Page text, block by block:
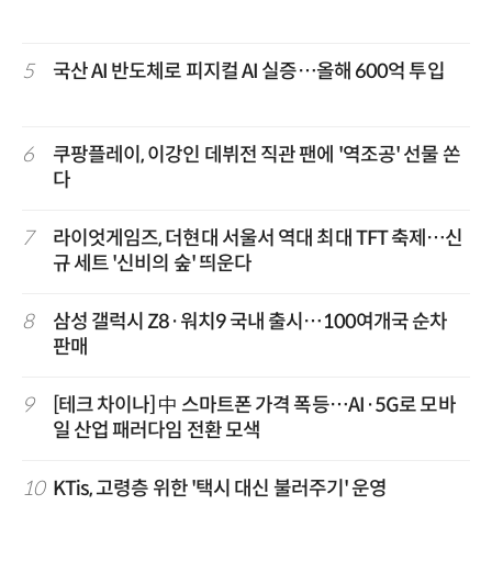
5 국산 AI 반도체로 피지컬 AI 실증…올해 600억 투입
6
쿠팡플레이, 이강인 데뷔전 직관 팬에 '역조공' 선물 쏜
다
7
라이엇게임즈, 더현대 서울서 역대 최대 TFT 축제…신
규 세트 '신비의 숲' 띄운다
8
삼성 갤럭시 Z8·워치9 국내 출시…100여개국 순차
판매
9
[테크 차이나] 中 스마트폰 가격 폭등…AI·5G로 모바
일 산업 패러다임 전환 모색
10 KTis, 고령층 위한 '택시 대신 불러주기' 운영